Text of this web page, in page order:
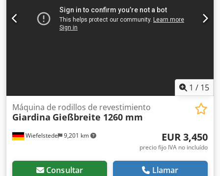
1 / 15
Wiefelstede 9,201 km
Máquina de rodillos de revestimiento
Giardina Gießbreite 1260 mm
EUR 3,450
precio fijo IVA no incluído
Consultar Llamar